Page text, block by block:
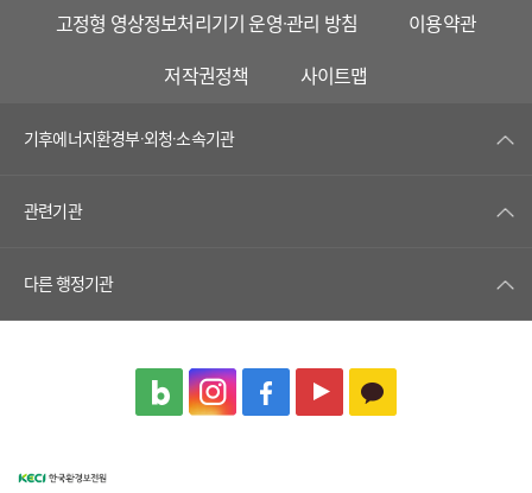
고정형 영상정보처리기기 운영·관리 방침 이용약관
저작권정책 사이트맵
기후에너지환경부·외청·소속기관
관련기관
다른 행정기관